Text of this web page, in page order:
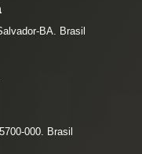
BA. Brasil
000. Brasil